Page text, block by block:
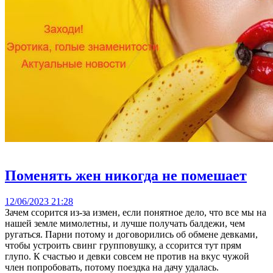
Поменять жен никогда не помешает
12/06/2023 21:28
Зачем ссорится из-за измен, если понятное дело, что все мы на
нашей земле мимолетны, и лучше получать балдежи, чем
ругаться. Парни потому и договорились об обмене девками,
чтобы устроить свинг групповушку, а ссорится тут прям
глупо. К счастью и девки совсем не против на вкус чужой
член попробовать, потому поездка на дачу удалась.